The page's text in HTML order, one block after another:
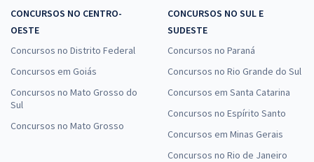
CONCURSOS NO CENTRO-
OESTE
Concursos no Distrito Federal
Concursos em Goiás
Concursos no Mato Grosso do
Sul
Concursos no Mato Grosso
CONCURSOS NO SUL E
SUDESTE
Concursos no Paraná
Concursos no Rio Grande do Sul
Concursos em Santa Catarina
Concursos no Espírito Santo
Concursos em Minas Gerais
Concursos no Rio de Janeiro